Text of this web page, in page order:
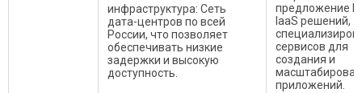
инфраструктура: Сеть
дата-центров по всей
России, что позволяет
обеспечивать низкие
задержки и высокую
доступность.
предложение
IaaS решений,
сервисов для
создания и
приложений.